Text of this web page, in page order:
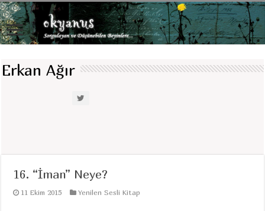
Erkan Ağır
16. “İman” Neye?
11 Ekim 2015 Yenilen Sesli Kitap